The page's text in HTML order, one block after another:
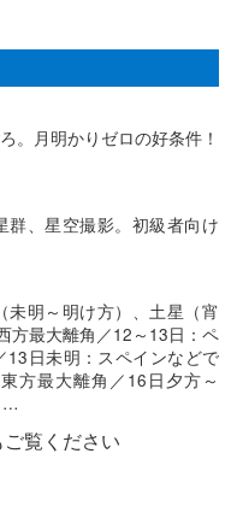
。月明かりゼロの好条件！
群、星空撮影。初級者向け
未明～明け方）、土星（宵
方最大離角／12～13日：ペ
13日未明：スペインなどで
方最大離角／16日夕方～
…
ご覧ください